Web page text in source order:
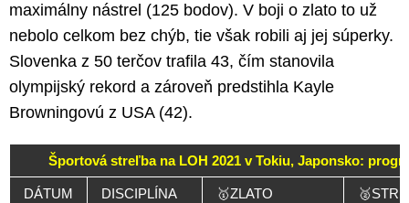
maximálny nástrel (125 bodov). V boji o zlato to už
nebolo celkom bez chýb, tie však robili aj jej súperky.
Slovenka z 50 terčov trafila 43, čím stanovila
olympijský rekord a zároveň predstihla Kayle
Browningovú z USA (42).
Športová streľba na LOH 2021 v Tokiu, Japonsko:
DÁTUM DISCIPLÍNA 🥇ZLATO